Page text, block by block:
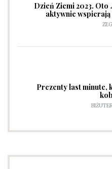
Dzień Ziemi 2023.
aktywnie
Prezenty last minute,